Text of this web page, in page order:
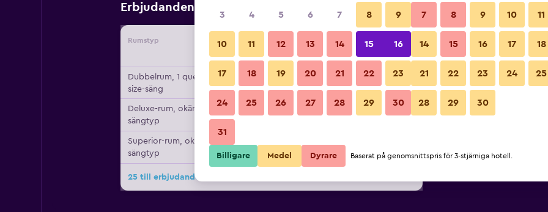
Erbjudanden från Billigaste Pris per natt
Rumstyp Leverantör
Per natt
Dubbelrum, 1 queen
size-säng
2 098 kr Visa erbjudande
Deluxe-rum, okänd
sängtyp
2 145 kr Visa erbjudande
Superior-rum, okänd
sängtyp
2 409 kr
25 till erbjudanden för Kanale's Rooms and Suites
Övrigt
Bilder från Kanale's Rooms and
3 4 5 6 7 8 9
10 11 12 13 14 15 16
17 18 19 20 21 22 23
24 25 26 27 28 29 30
31
7 8 9 10 11
14 15 16 17 18
21 22 23 24 25
28 29 30
Billigare Medel Dyrare Baserat på genomsnittspris för 3-stjärniga hotell.